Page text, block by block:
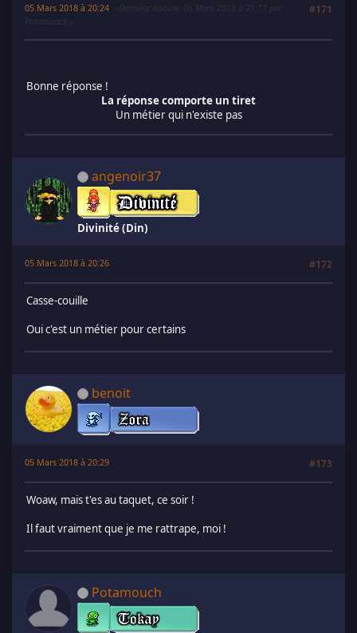
05 Mars 2018 à 20:24 #171
Dernière édition
: 05 Mars 2018 à 21:17 par
Potamouch
Bonne réponse !
La réponse comporte un tiret
Un métier qui n'existe pas
angenoir37
Divinité (Din)
05 Mars 2018 à 20:26 #172
Casse-couille
Oui c'est un métier pour certains
benoit
05 Mars 2018 à 20:29 #173
Woaw, mais t'es au taquet, ce soir !
Il faut vraiment que je me rattrape, moi !
Potamouch